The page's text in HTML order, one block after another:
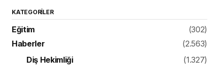
KATEGORILER
Eğitim
(302)
Haberler
(2.563)
Diş Hekimliği
(1.327)